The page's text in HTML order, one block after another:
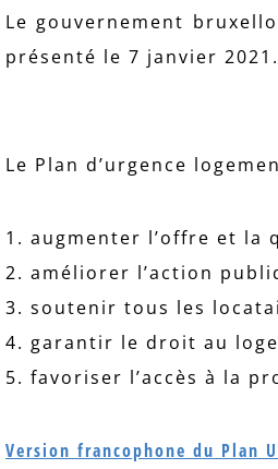
Le gouvernement
présenté le 7 janvier 2021.
Le Plan d’urgence
1. augmenter l’offre et la
2. améliorer l’action
3. soutenir tous les
4. garantir le droit au
5. favoriser l’accès à la
Version francophone du Plan